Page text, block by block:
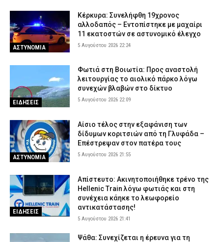
ΑΣΤΥΝΟΜΙΑ
Κέρκυρα: Συνελήφθη 19χρονος
αλλοδαπός – Εντοπίστηκε με μαχαίρι
11 εκατοστών σε αστυνομικό έλεγχο
5 Αυγούστου 2026 22:24
ΕΙΔΗΣΕΙΣ
Φωτιά στη Βοιωτία: Προς αναστολή
λειτουργίας το αιολικό πάρκο λόγω
συνεχών βλαβών στο δίκτυο
5 Αυγούστου 2026 22:09
ΑΣΤΥΝΟΜΙΑ
Αίσιο τέλος στην εξαφάνιση των
δίδυμων κοριτσιών από τη Γλυφάδα –
Επέστρεψαν στον πατέρα τους
5 Αυγούστου 2026 21:55
ΕΙΔΗΣΕΙΣ
Απίστευτο: Ακινητοποιήθηκε τρένο της
Hellenic Train λόγω φωτιάς και στη
συνέχεια κάηκε το λεωφορείο
αντικατάστασης!
5 Αυγούστου 2026 21:41
Ψάθα: Συνεχίζεται η έρευνα για τη